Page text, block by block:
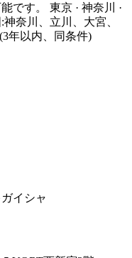
です。 東京 · 神奈川 ·
神奈川、立川、大宮、
年以内、同条件)
イシャ